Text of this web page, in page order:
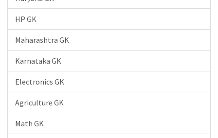
HP GK
Maharashtra GK
Karnataka GK
Electronics GK
Agriculture GK
Math GK